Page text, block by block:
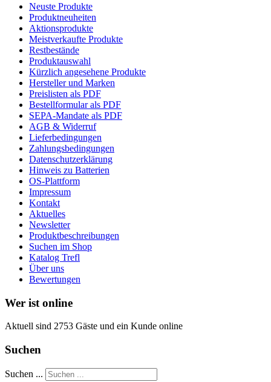
Neuste Produkte
Produktneuheiten
Aktionsprodukte
Meistverkaufte Produkte
Restbestände
Produktauswahl
Kürzlich angesehene Produkte
Hersteller und Marken
Preislisten als PDF
Bestellformular als PDF
SEPA-Mandate als PDF
AGB & Widerruf
Lieferbedingungen
Zahlungsbedingungen
Datenschutzerklärung
Hinweis zu Batterien
OS-Plattform
Impressum
Kontakt
Aktuelles
Newsletter
Produktbeschreibungen
Suchen im Shop
Katalog Trefl
Über uns
Bewertungen
Wer ist online
Aktuell sind 2753 Gäste und ein Kunde online
Suchen
Suchen ...